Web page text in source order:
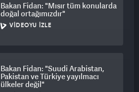
Bakan Fidan: "Mısır tüm konularda
doğal ortağımızdır"
VIDEOYU İZLE
Bakan Fidan: "Suudi Arabistan,
Pakistan ve Türkiye yayılmacı
ülkeler değil"